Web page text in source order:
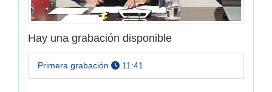
Hay una grabación disponible
Primera grabación a las
11:41